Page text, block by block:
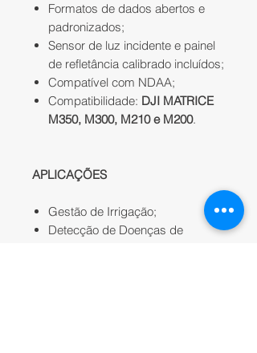
Formatos de dados abertos e
padronizados;
Sensor de luz incidente e painel
de refletância calibrado incluídos;
Compatível com NDAA;
Compatibilidade: DJI MATRICE
M350, M300, M210 e M200.
APLICAÇÕES
Gestão de Irrigação;
Detecção de Doenças de